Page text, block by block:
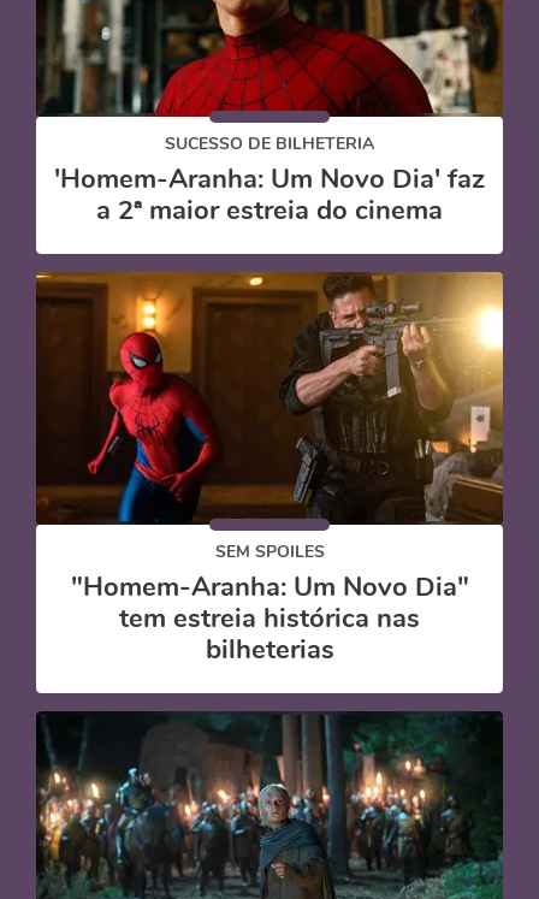
SUCESSO DE BILHETERIA
'Homem-Aranha: Um Novo Dia' faz
a 2ª maior estreia do cinema
SEM SPOILES
"Homem-Aranha: Um Novo Dia"
tem estreia histórica nas
bilheterias